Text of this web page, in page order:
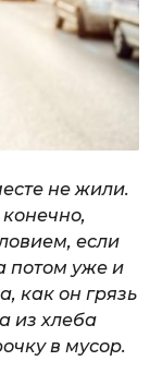
не жили.
если
потом уже и
как он грязь
из хлеба
в мусор.